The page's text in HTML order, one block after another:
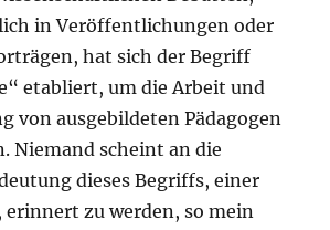
in Veröffentlichungen oder
hat sich der Begriff
etabliert, um die Arbeit und
von ausgebildeten Pädagogen
Niemand scheint an die
dieses Begriffs, einer
zu werden, so mein